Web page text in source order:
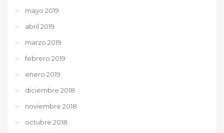
mayo 2019
abril 2019
marzo 2019
febrero 2019
enero 2019
diciembre 2018
noviembre 2018
octubre 2018